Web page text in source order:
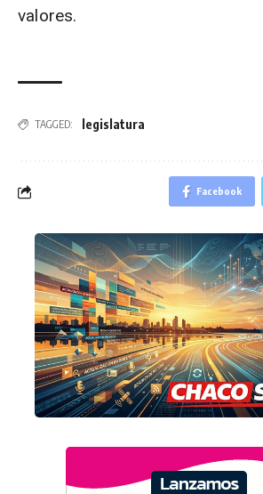
valores.
TAGGED: legislatura
Facebook